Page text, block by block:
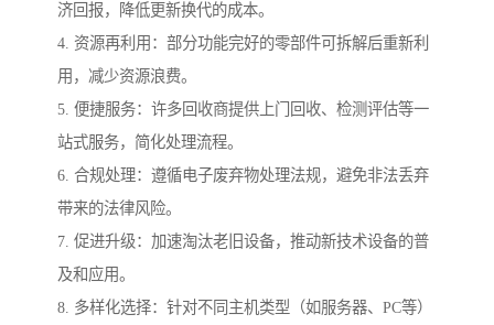
济回报，降低更新换代的成本。
4. 资源再利用：部分功能完好的零部件可拆解后重新利
用，减少资源浪费。
5. 便捷服务：许多回收商提供上门回收、检测评估等一
站式服务，简化处理流程。
6. 合规处理：遵循电子废弃物处理法规，避免非法丢弃
带来的法律风险。
7. 促进升级：加速淘汰老旧设备，推动新技术设备的普
及和应用。
8. 多样化选择：针对不同主机类型（如服务器、PC等）